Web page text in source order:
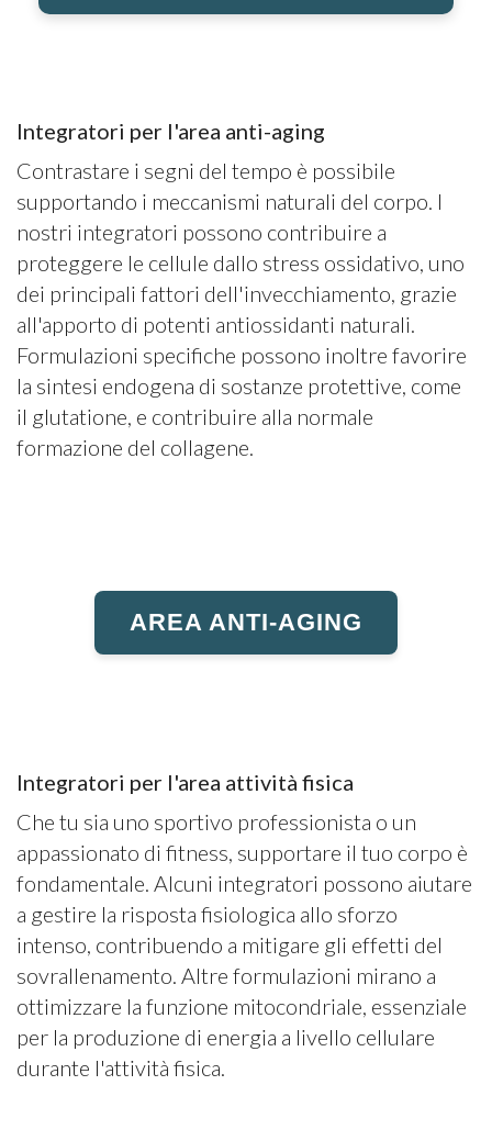
Integratori per l'area anti-aging
Contrastare i segni del tempo è possibile
supportando i meccanismi naturali del corpo. I
nostri integratori possono contribuire a
proteggere le cellule dallo stress ossidativo, uno
dei principali fattori dell'invecchiamento, grazie
all'apporto di potenti antiossidanti naturali.
Formulazioni specifiche possono inoltre favorire
la sintesi endogena di sostanze protettive, come
il glutatione, e contribuire alla normale
formazione del collagene.
AREA ANTI-AGING
Integratori per l'area attività fisica
Che tu sia uno sportivo professionista o un
appassionato di fitness, supportare il tuo corpo è
fondamentale. Alcuni integratori possono aiutare
a gestire la risposta fisiologica allo sforzo
intenso, contribuendo a mitigare gli effetti del
sovrallenamento. Altre formulazioni mirano a
ottimizzare la funzione mitocondriale, essenziale
per la produzione di energia a livello cellulare
durante l'attività fisica.